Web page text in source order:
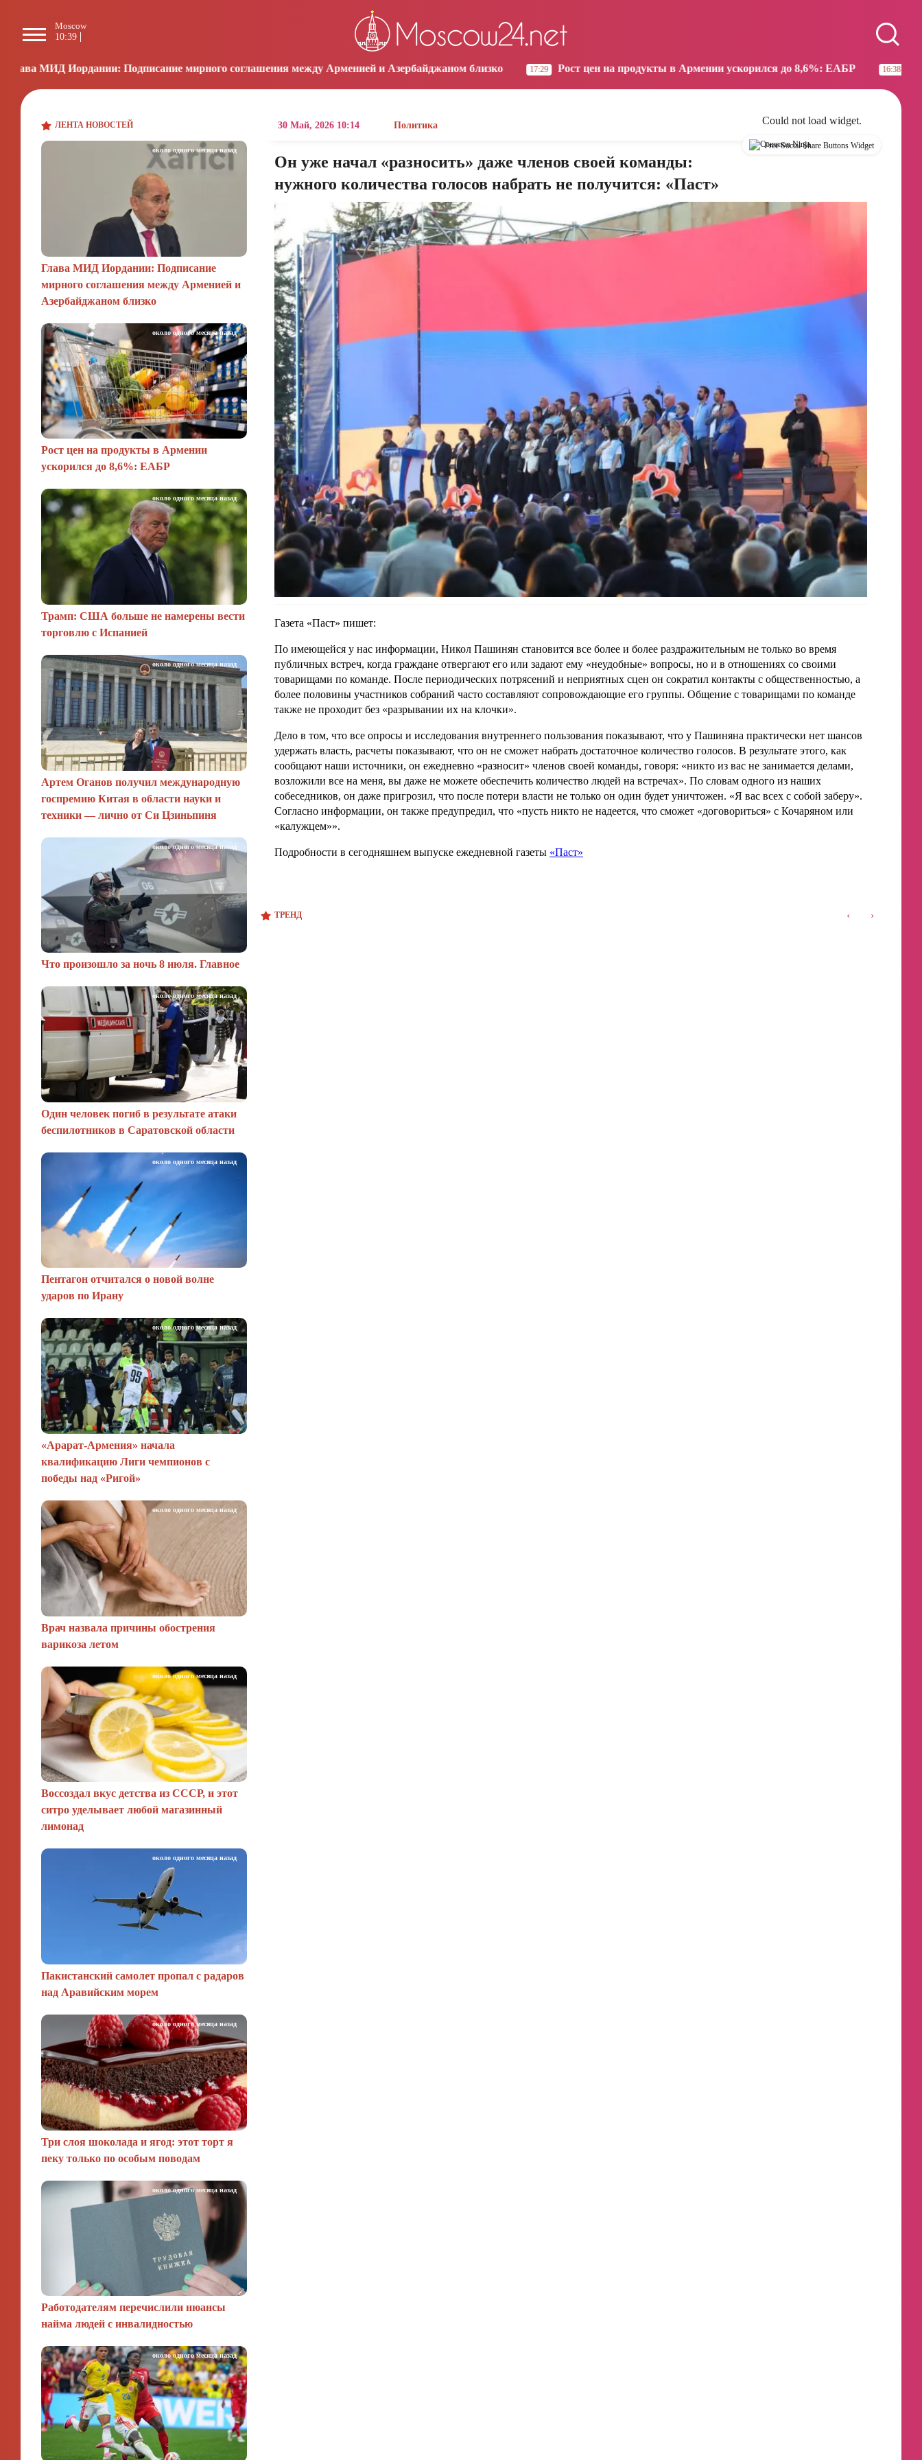
Moscow
10:39
Yerevan
11:39 11:39
Moscow
10:39
Подписание мирного соглашения между Арменией и Азербайджаном близко 17:29 Рост цен на продукты в Армении ускорился до 8,6%: ЕАБР 16:38 Трамп: США больше
ЛЕНТА НОВОСТЕЙ
Глава МИД Иордании: Подписание
мирного соглашения между Арменией и
Азербайджаном близко
около одного месяца назад
Рост цен на продукты в Армении
ускорился до 8,6%: ЕАБР
около одного месяца назад
Трамп: США больше не намерены вести
торговлю с Испанией
около одного месяца назад
Артем Оганов получил международную
госпремию Китая в области науки и
техники — лично от Си Цзиньпиня
около одного месяца назад
Что произошло за ночь 8 июля. Главное
около одного месяца назад
Один человек погиб в результате атаки
беспилотников в Саратовской области
около одного месяца назад
Пентагон отчитался о новой волне
ударов по Ирану
около одного месяца назад
«Арарат‑Армения» начала
квалификацию Лиги чемпионов с
победы над «Ригой»
около одного месяца назад
Врач назвала причины обострения
варикоза летом
около одного месяца назад
Воссоздал вкус детства из СССР, и этот
ситро уделывает любой магазинный
лимонад
около одного месяца назад
Пакистанский самолет пропал с радаров
над Аравийским морем
около одного месяца назад
Три слоя шоколада и ягод: этот торт я
пеку только по особым поводам
около одного месяца назад
Работодателям перечислили нюансы
найма людей с инвалидностью
около одного месяца назад
около одного месяца назад
30 Май, 2026 10:14 Политика Could not load widget.
Free Social Share Buttons Widget
Он уже начал «разносить» даже членов своей команды:
нужного количества голосов набрать не получится: «Паст»
Газета «Паст» пишет:
По имеющейся у нас информации, Никол Пашинян становится все более и более раздражительным не только во время
публичных встреч, когда граждане отвергают его или задают ему «неудобные» вопросы, но и в отношениях со своими
товарищами по команде. После периодических потрясений и неприятных сцен он сократил контакты с общественностью, а
более половины участников собраний часто составляют сопровождающие его группы. Общение с товарищами по команде
также не проходит без «разрывании их на клочки».
Дело в том, что все опросы и исследования внутреннего пользования показывают, что у Пашиняна практически нет шансов
удержать власть, расчеты показывают, что он не сможет набрать достаточное количество голосов. В результате этого, как
сообщают наши источники, он ежедневно «разносит» членов своей команды, говоря: «никто из вас не занимается делами,
возложили все на меня, вы даже не можете обеспечить количество людей на встречах». По словам одного из наших
собеседников, он даже пригрозил, что после потери власти не только он один будет уничтожен. «Я вас всех с собой заберу».
Согласно информации, он также предупредил, что «пусть никто не надеется, что сможет «договориться» с Кочаряном или
«калужцем»».
Подробности в сегодняшнем выпуске ежедневной газеты «Паст»
ТРЕНД ‹ ›